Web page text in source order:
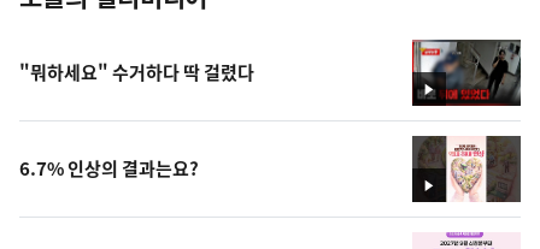
영
상
"뭐하세요" 수거하다 딱 걸렸다
영
상
6.7% 인상의 결과는요?